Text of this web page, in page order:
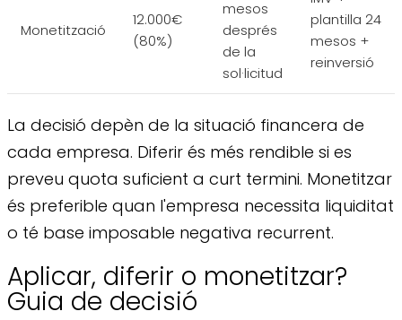
Monetització
12.000€
(80%)
mesos
després
de la
sol·licitud
plantilla 24
mesos +
reinversió
La decisió depèn de la situació financera de
cada empresa. Diferir és més rendible si es
preveu quota suficient a curt termini. Monetitzar
és preferible quan l'empresa necessita liquiditat
o té base imposable negativa recurrent.
Aplicar, diferir o monetitzar?
Guia de decisió